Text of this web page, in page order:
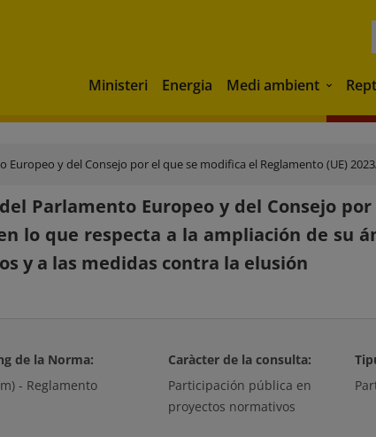
Ministeri Energia Medi ambient Medi
se modifica el Reglamento (UE) 2023/956 en lo que respecta a la ampliación de su ámbito de aplicación a los
Parlamento Europeo y del Consejo
lo que respecta a la ampliación de su
y a las medidas contra la elusión
de la Norma:
- Reglamento
Caràcter de la consulta:
Participación pública en
proyectos normativos